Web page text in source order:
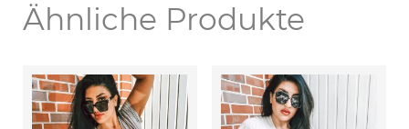
Ähnliche Produkte